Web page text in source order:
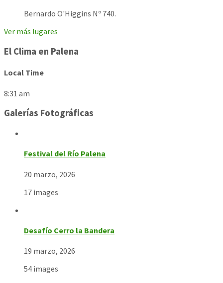
Bernardo O'Higgins Nº 740.
Ver más lugares
El Clima en Palena
Local Time
8:31 am
Galerías Fotográficas
Festival del Río Palena
20 marzo, 2026
17 images
Desafío Cerro la Bandera
19 marzo, 2026
54 images